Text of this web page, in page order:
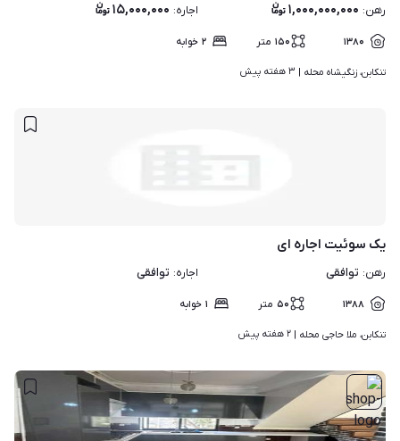
رهن: ۱,۰۰۰,۰۰۰,۰۰۰ اجاره: ۱۵,۰۰۰,۰۰۰
۱۳۸۰ ۱۵۰ متر ۲ خوابه
تنکابن، زنگیشاه محله | ۳ هفته پیش
یک سوئیت اجاره ای
رهن: توافقی اجاره: توافقی
۱۳۸۸ ۵۰ متر ۱ خوابه
تنکابن، ملا حاجی محله | ۲ هفته پیش